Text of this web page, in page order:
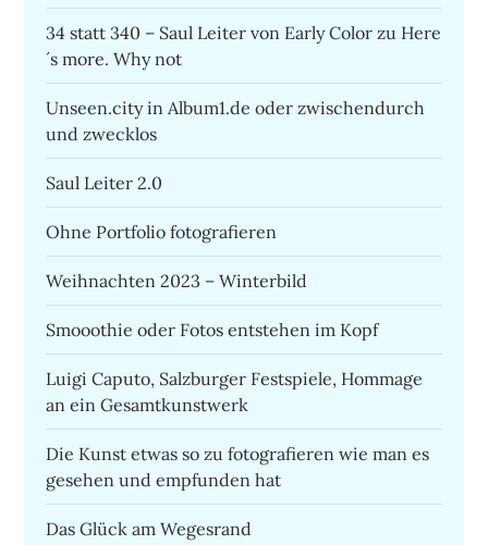
34 statt 340 – Saul Leiter von Early Color zu Here
´s more. Why not
Unseen.city in Album1.de oder zwischendurch
und zwecklos
Saul Leiter 2.0
Ohne Portfolio fotografieren
Weihnachten 2023 – Winterbild
Smooothie oder Fotos entstehen im Kopf
Luigi Caputo, Salzburger Festspiele, Hommage
an ein Gesamtkunstwerk
Die Kunst etwas so zu fotografieren wie man es
gesehen und empfunden hat
Das Glück am Wegesrand